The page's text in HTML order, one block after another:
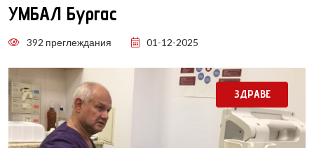
УМБАЛ Бургас
392 преглеждания 01-12-2025
ЗДРАВЕ